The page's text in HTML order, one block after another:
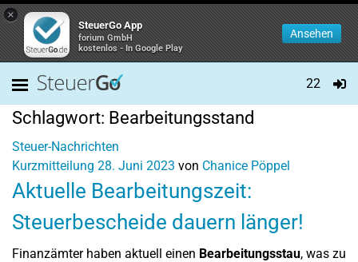
×
SteuerGo App
forium GmbH
kostenlos - In Google Play
Ansehen
22
Schlagwort: Bearbeitungsstand
Steuer-Nachrichten
Kurzmitteilung 28. Juni 2023 von Chanice Pöppel
Aktuelle Bearbeitungszeit:
Steuerbescheide dauern länger!
Finanzämter haben aktuell einen Bearbeitungsstau, was zu